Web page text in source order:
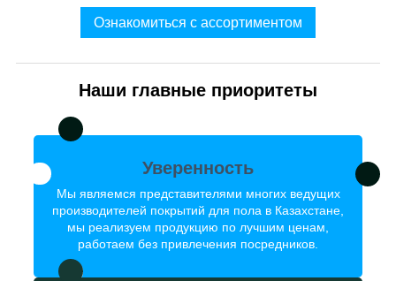
Ознакомиться с ассортиментом
Наши главные приоритеты
Уверенность
Мы являемся представителями многих ведущих
производителей покрытий для пола в Казахстане,
мы реализуем продукцию по лучшим ценам,
работаем без привлечения посредников.